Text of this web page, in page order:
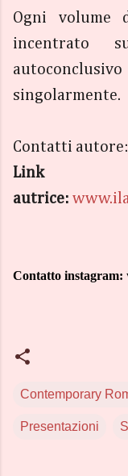
Ogni volume
incentrato
singolarmente.
Contatti autore:
autrice:
Contatto instagram:
Contemporary
Presentazioni